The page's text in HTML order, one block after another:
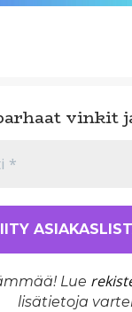
vinkit
Lue
lisätietoja